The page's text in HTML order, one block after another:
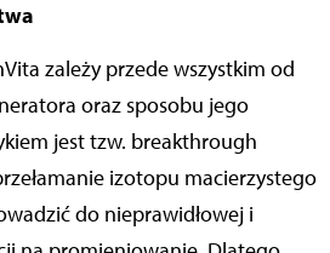
zależy przede wszystkim od
oraz sposobu jego
jest tzw. breakthrough
izotopu macierzystego
do nieprawidłowej i